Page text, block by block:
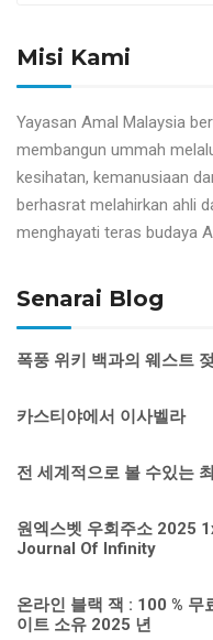
Misi Kami
Yayasan Amal Malaysia
membangun ummah
kesihatan, kemanusiaan
berhasrat melahirkan ahli
menghayati teras budaya
Senarai Blog
폭풍 위키 백과의 웨스트
카스티야에서 이사벨라
전 세계적으로 볼 수있는
원엑스벳 우회주소 2025
Journal Of Infinity
온라인 블랙 잭 : 100 % 무
이트 소유 2025 년